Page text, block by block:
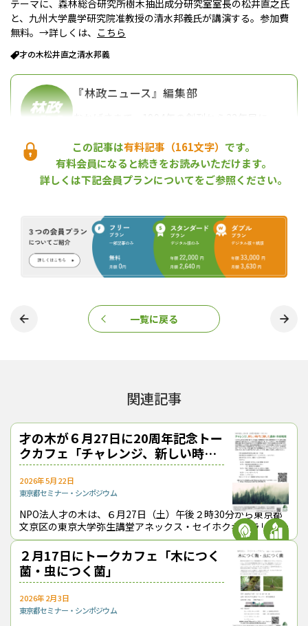
テーマに、森林総合研究所樹木抽出成分研究室室長の松井直之氏
と、九州大学農学研究院准教授の清水邦義氏が講演する。参加費
無料。→詳しくは、 こちら
才の木松井直之清水邦義
『林政ニュース』編集部
おかげさまで、1994年の創刊から32年目に
となり、最新の耳寄り情報をお届けしてまい
ります。
この記事をシェアする
この記事は有料記事（161文字） です。
有料会員になると続きをお読みいただけます。
詳しくは下記会員プランについてをご参照ください。
一覧に戻る
関連記事
才の木が６月27日に20周年記念トー
クカフェ「チャレンジ、新しい時代
に即した森林・木材利用」開催
2026年5月22日
東京都セミナー・シンポジウム
NPO法人才の木は、６月27日（土）午後２時30分から東京都
文京区の東京大学弥生講堂アネックス・セイホクギャラリーで
20周年記念トークカフェを開催し、オンライン配信も行う。
「チャレンジ、新しい時代に
２月17日にトークカフェ「木につく
菌・虫につく菌」
2026年2月3日
東京都セミナー・シンポジウム